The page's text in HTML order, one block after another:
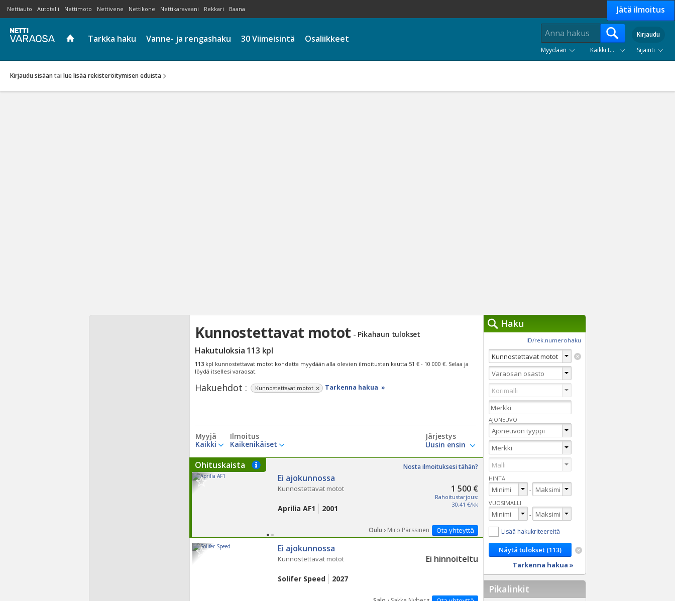
Nettiauto Autotalli Nettimoto Nettivene Nettikone Nettikaravaani Rekkari Baana Jätä ilmoitus
Tarkka haku Vanne- ja rengashaku 30 Viimeisintä Osaliikkeet
Kirjaudu
Myydään
Kaikki tuoteryhmät Sijainti
Kirjaudu sisään tai lue lisää rekisteröitymisen eduista
Kunnostettavat motot - Pikahaun tulokset
Hakutuloksia 113 kpl
113 kpl kunnostettavat motot kohdetta myydään alla olevien ilmoitusten kautta 51 € - 10 000 €. Selaa ja
löydä itsellesi varaosat.
Hakuehdot : Kunnostettavat motot Tarkenna hakua »
Myyjä
Kaikki
Ilmoitus
Kaikenikäiset
Järjestys
Ohituskaista Nosta ilmoituksesi tähän?
Ei ajokunnossa
1 500 €
Rahoitustarjous:
30,41 €/kk
Kunnostettavat motot
Aprilia AF1 2001
Ota yhteyttä
Oulu › Miro Pärssinen
Ei ajokunnossa
Ei hinnoiteltu
Kunnostettavat motot
Solifer Speed 2027
Haku
ID/rek.numerohaku
AJONEUVO
HINTA
-
VUOSIMALLI
-
Lisää hakukriteereitä
Tarkenna hakua »
Pikalinkit